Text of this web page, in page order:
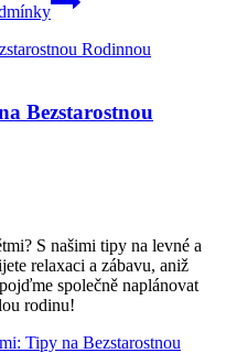
Bezstarostnou
S našimi tipy na levné a
relaxaci a zábavu, aniž
společně naplánovat
rodinu!
Tipy na Bezstarostnou